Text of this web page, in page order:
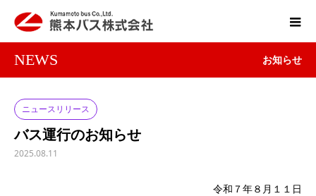
NEWS お知らせ
ニュースリリース
バス運行のお知らせ
2025.08.11
令和７年８月１１日